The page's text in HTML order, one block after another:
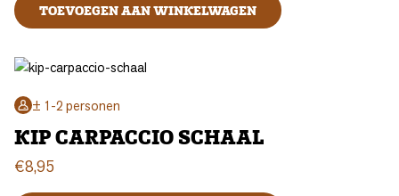
TOEVOEGEN AAN WINKELWAGEN
± 1-2 personen
KIP CARPACCIO SCHAAL
€8,95